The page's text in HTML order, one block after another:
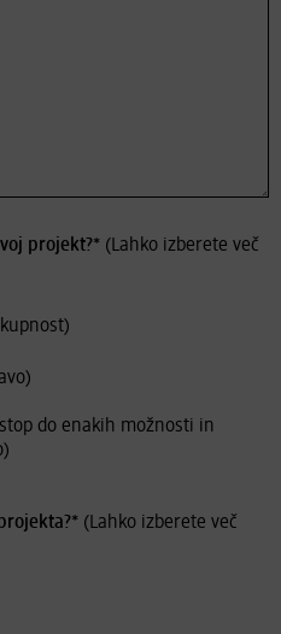
projekt?* (Lahko izberete več
do enakih možnosti in
(Lahko izberete več